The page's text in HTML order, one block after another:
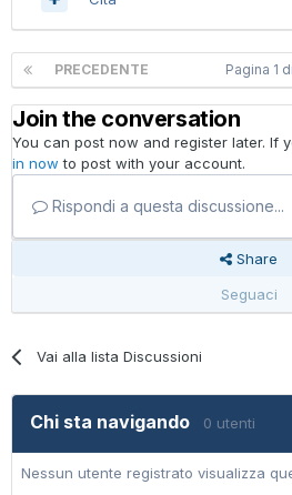
PRECEDENTE Pagina 1
Join the conversation
You can post now and register later. If
in now to post with your account.
Rispondi a questa discussione...
Share
Seguaci
Vai alla lista Discussioni
Chi sta navigando 0 utenti
Nessun utente registrato visualizza